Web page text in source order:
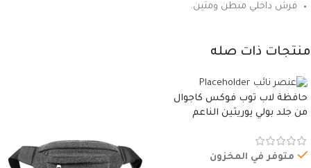
فرش داخلي مبطن ومتين.
منتجات ذات صله
حافظة لاب توب فوكس كاجوال
من جلد بولي يوريثين الناعم
وسوستة.
متوفر في المخزون